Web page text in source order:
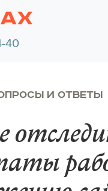
40
И ОТВЕТЫ